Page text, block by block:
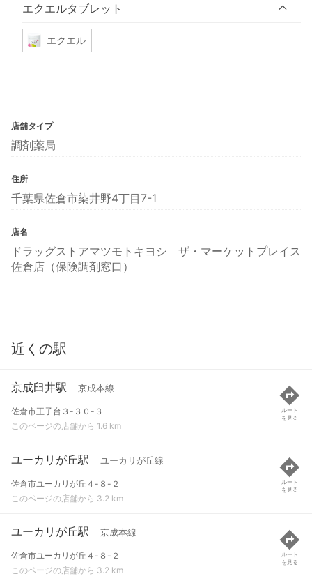
エクエルタブレット
エクエル
店舗タイプ
調剤薬局
住所
千葉県佐倉市染井野4丁目7-1
店名
ドラッグストアマツモトキヨシ ザ・マーケットプレイス
佐倉店（保険調剤窓口）
近くの駅
京成臼井駅 京成本線
佐倉市王子台３-３０-３
このページの店舗から 1.6 km
ルート
を見る
ユーカリが丘駅 ユーカリが丘線
佐倉市ユーカリが丘４-８-２
このページの店舗から 3.2 km
ルート
を見る
ユーカリが丘駅 京成本線
佐倉市ユーカリが丘４-８-２
このページの店舗から 3.2 km
ルート
を見る